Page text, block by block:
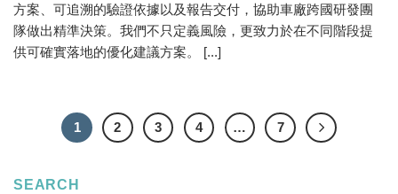
方案、可追溯的驗證依據以及報告交付，協助車廠跨國研發團
隊做出精準決策。我們不只定義風險，更致力於在不同階段提
供可確實落地的優化建議方案。 [...]
1 2 3 4 … 7
SEARCH